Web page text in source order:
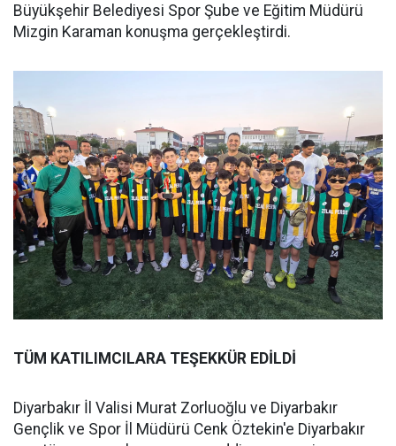
Büyükşehir Belediyesi Spor Şube ve Eğitim Müdürü
Mizgin Karaman konuşma gerçekleştirdi.
TÜM KATILIMCILARA TEŞEKKÜR EDİLDİ
Diyarbakır İl Valisi Murat Zorluoğlu ve Diyarbakır
Gençlik ve Spor İl Müdürü Cenk Öztekin'e Diyarbakır